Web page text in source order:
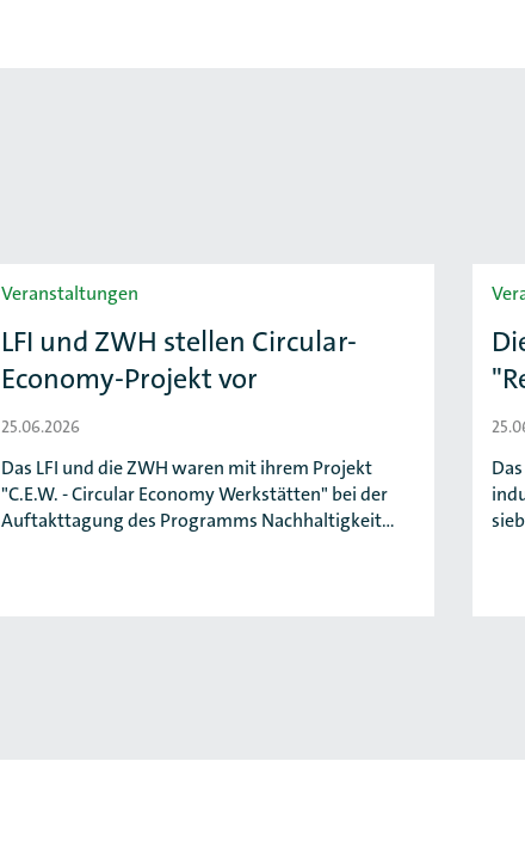
Veranstaltungen
LFI und ZWH stellen Circular-
Economy-Projekt vor
25.06.2026
Das LFI und die ZWH waren mit ihrem Projekt
"C.E.W. - Circular Economy Werkstätten" bei der
Auftakttagung des Programms Nachhaltigkeit…